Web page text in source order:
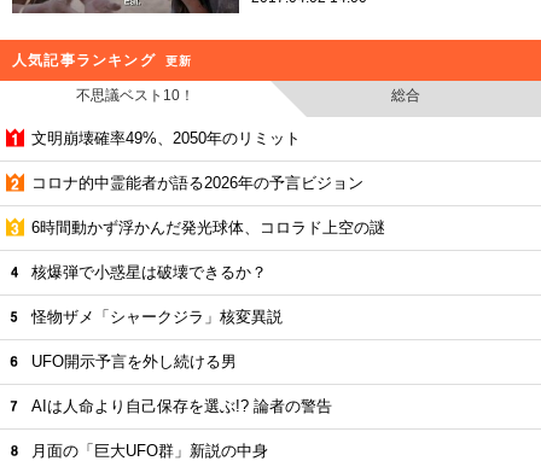
人気記事ランキング 更新
不思議ベスト10！ 総合
文明崩壊確率49%、2050年のリミット
コロナ的中霊能者が語る2026年の予言ビジョン
6時間動かず浮かんだ発光球体、コロラド上空の謎
核爆弾で小惑星は破壊できるか？
怪物ザメ「シャークジラ」核変異説
UFO開示予言を外し続ける男
AIは人命より自己保存を選ぶ!? 論者の警告
月面の「巨大UFO群」新説の中身